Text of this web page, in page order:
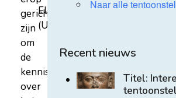
Naar alle
Recent nieuws
Titel:
gericht
zijn
om
de
kennis
over
Elst
(U)